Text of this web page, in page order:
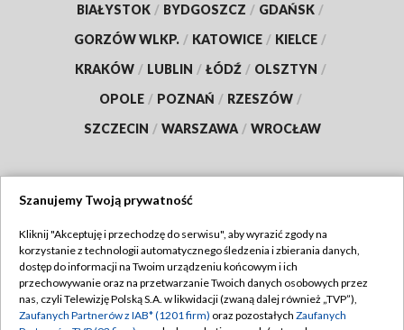
BIAŁYSTOK / BYDGOSZCZ / GDAŃSK /
GORZÓW WLKP. / KATOWICE / KIELCE /
KRAKÓW / LUBLIN / ŁÓDŹ / OLSZTYN /
OPOLE / POZNAŃ / RZESZÓW /
SZCZECIN / WARSZAWA / WROCŁAW
TVP
Abonament TVP
Emisja w TVP
Regulamin TVP
Polityka prywatności
Szanujemy Twoją prywatność
Kliknij "Akceptuję i przechodzę do serwisu", aby wyrazić zgody na
korzystanie z technologii automatycznego śledzenia i zbierania danych,
dostęp do informacji na Twoim urządzeniu końcowym i ich
przechowywanie oraz na przetwarzanie Twoich danych osobowych przez
nas, czyli Telewizję Polską S.A. w likwidacji (zwaną dalej również „TVP”),
Zaufanych Partnerów z IAB* (1201 firm) oraz pozostałych Zaufanych